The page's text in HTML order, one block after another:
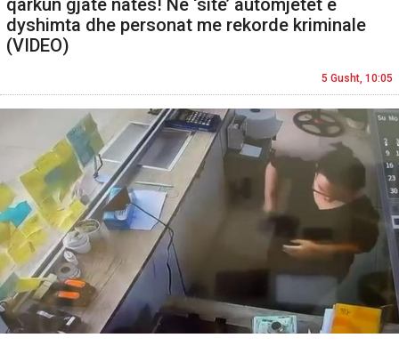
qarkun gjatë natës! Në ‘sitë’ automjetet e
dyshimta dhe personat me rekorde kriminale
(VIDEO)
5 Gusht, 10:05